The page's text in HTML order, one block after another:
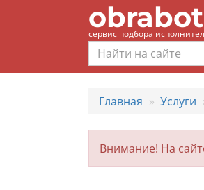
сервис подбора
Главная Услуги
Внимание! На